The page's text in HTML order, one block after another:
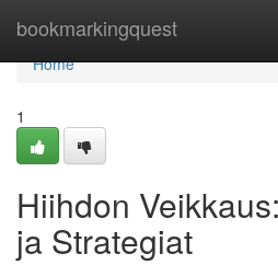
bookmarkingquest
Home
Home
1
Hiihdon
ja Strategiat